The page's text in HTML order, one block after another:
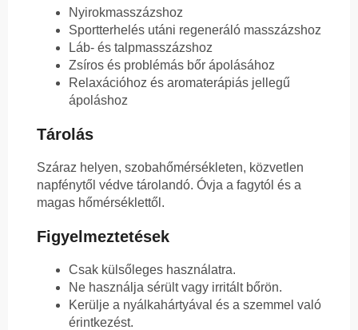
Nyirokmasszázshoz
Sportterhelés utáni regeneráló masszázshoz
Láb- és talpmasszázshoz
Zsíros és problémás bőr ápolásához
Relaxációhoz és aromaterápiás jellegű
ápoláshoz
Tárolás
Száraz helyen, szobahőmérsékleten, közvetlen
napfénytől védve tárolandó. Óvja a fagytól és a
magas hőmérséklettől.
Figyelmeztetések
Csak külsőleges használatra.
Ne használja sérült vagy irritált bőrön.
Kerülje a nyálkahártyával és a szemmel való
érintkezést.